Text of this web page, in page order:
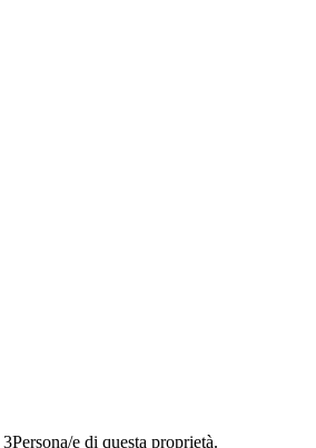
3Persona/e di questa proprietà.